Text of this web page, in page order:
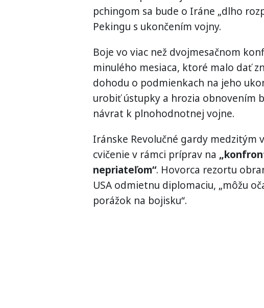
pchingom sa bude o Iráne „dlho
Pekingu s ukončením vojny.
Boje vo viac než dvojmesačnom
minulého mesiaca, ktoré malo dať
dohodu o podmienkach na jeho
urobiť ústupky a hrozia obnovením
návrat k plnohodnotnej vojne.
Iránske Revolučné gardy medzitým
cvičenie v rámci príprav na
nepriateľom“. Hovorca rezortu
USA odmietnu diplomaciu, „môžu
porážok na bojisku“.